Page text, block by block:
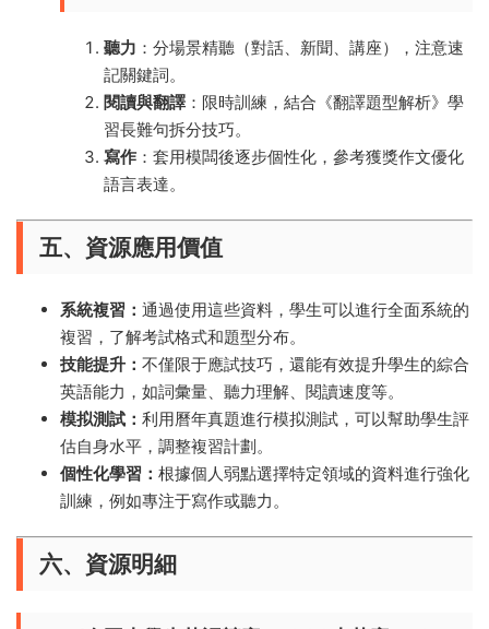
聽力 ：分場景精聽（對話、新聞、講座），注意速
記關鍵詞。
閱讀與翻譯 ：限時訓練，結合《翻譯題型解析》學
習長難句拆分技巧。
寫作 ：套用模闆後逐步個性化，參考獲獎作文優化
語言表達。
五、資源應用價值
系統複習： 通過使用這些資料，學生可以進行全面系統的
複習，了解考試格式和題型分布。
技能提升： 不僅限于應試技巧，還能有效提升學生的綜合
英語能力，如詞彙量、聽力理解、閱讀速度等。
模拟測試： 利用曆年真題進行模拟測試，可以幫助學生評
估自身水平，調整複習計劃。
個性化學習： 根據個人弱點選擇特定領域的資料進行強化
訓練，例如專注于寫作或聽力。
六、資源明細